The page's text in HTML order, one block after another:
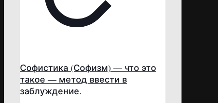
Софистика (Софизм) — что это
такое — метод ввести в
заблуждение.